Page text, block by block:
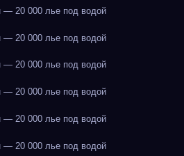
20 000 лье под водой
20 000 лье под водой
20 000 лье под водой
20 000 лье под водой
20 000 лье под водой
20 000 лье под водой